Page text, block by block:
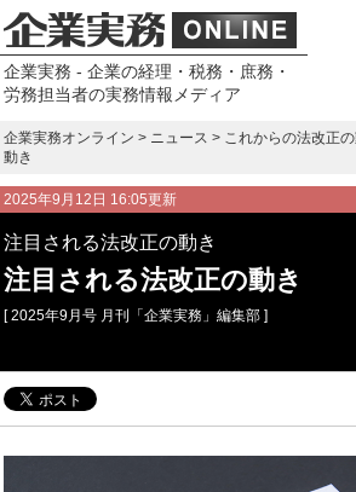
企業実務 - 企業の経理・税務・庶務・
労務担当者の実務情報メディア
企業実務オンライン > ニュース > これからの法改正の
動き
2025年9月12日 16:05更新
注目される法改正の動き
注目される法改正の動き
[ 2025年9月号 月刊「企業実務」編集部 ]